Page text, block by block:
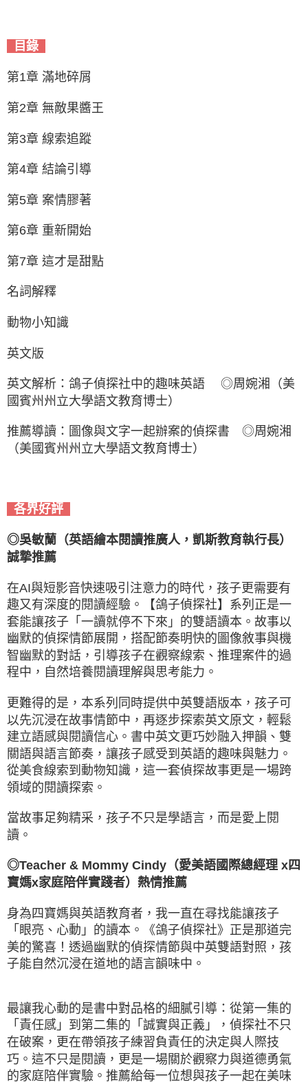
目錄
第1章 滿地碎屑
第2章 無敵果醬王
第3章 線索追蹤
第4章 結論引導
第5章 案情膠著
第6章 重新開始
第7章 這才是甜點
名詞解釋
動物小知識
英文版
英文解析：鴿子偵探社中的趣味英語 ◎周婉湘（美
國賓州州立大學語文教育博士）
推薦導讀：圖像與文字一起辦案的偵探書 ◎周婉湘
（美國賓州州立大學語文教育博士）
各界好評
◎吳敏蘭（英語繪本閱讀推廣人，凱斯教育執行長）
誠摯推薦
在AI與短影音快速吸引注意力的時代，孩子更需要有
趣又有深度的閱讀經驗。【鴿子偵探社】系列正是一
套能讓孩子「一讀就停不下來」的雙語讀本。故事以
幽默的偵探情節展開，搭配節奏明快的圖像敘事與機
智幽默的對話，引導孩子在觀察線索、推理案件的過
程中，自然培養閱讀理解與思考能力。
更難得的是，本系列同時提供中英雙語版本，孩子可
以先沉浸在故事情節中，再逐步探索英文原文，輕鬆
建立語感與閱讀信心。書中英文更巧妙融入押韻、雙
關語與語言節奏，讓孩子感受到英語的趣味與魅力。
從美食線索到動物知識，這一套偵探故事更是一場跨
領域的閱讀探索。
當故事足夠精采，孩子不只是學語言，而是愛上閱
讀。
◎Teacher & Mommy Cindy（愛美語國際總經理 x四
寶媽x家庭陪伴實踐者）熱情推薦
身為四寶媽與英語教育者，我一直在尋找能讓孩子
「眼亮、心動」的讀本。《鴿子偵探社》正是那道完
美的驚喜！透過幽默的偵探情節與中英雙語對照，孩
子能自然沉浸在道地的語言韻味中。
最讓我心動的是書中對品格的細膩引導：從第一集的
「責任感」到第二集的「誠實與正義」，偵探社不只
在破案，更在帶領孩子練習負責任的決定與人際技
巧。這不只是閱讀，更是一場關於觀察力與道德勇氣
的家庭陪伴實驗。推薦給每一位想與孩子一起在美味